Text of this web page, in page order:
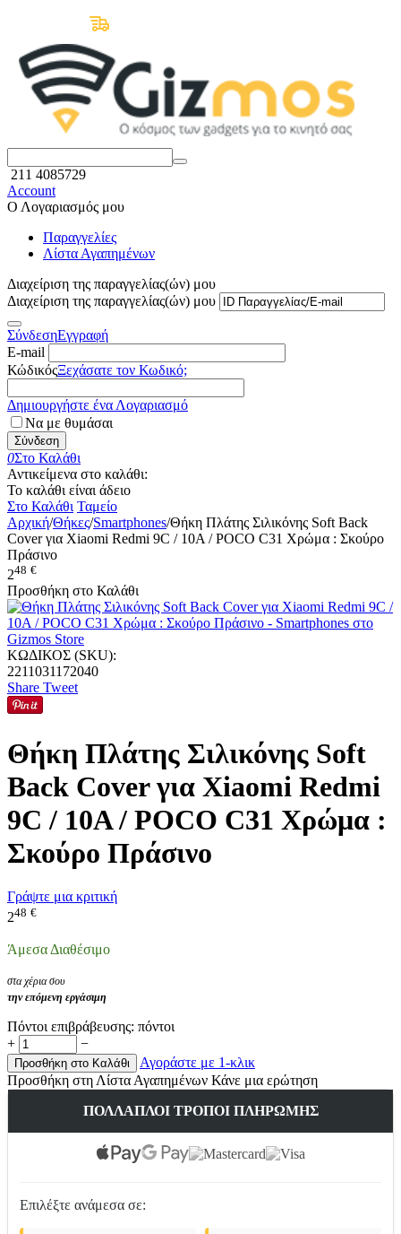
211 4085729
Account
Ο Λογαριασμός μου
Παραγγελίες
Λίστα Αγαπημένων
Διαχείριση της παραγγελίας(ών) μου
Διαχείριση της παραγγελίας(ών) μου
ΣύνδεσηΕγγραφή
E-mail
ΚώδικόςΞεχάσατε τον Κωδικό;
Δημιουργήστε ένα Λογαριασμό
Να με θυμάσαι
Σύνδεση
0Στο Καλάθι
Αντικείμενα στο καλάθι:
Το καλάθι είναι άδειο
Στο Καλάθι Ταμείο
Αρχική/Θήκες/Smartphones/Θήκη Πλάτης Σιλικόνης Soft Back
Cover για Xiaomi Redmi 9C / 10A / POCO C31 Χρώμα : Σκούρο
Πράσινο
248 €
Προσθήκη στο Καλάθι
ΚΩΔΙΚΟΣ (SKU):
2211031172040
Share Tweet
Θήκη Πλάτης Σιλικόνης Soft
Back Cover για Xiaomi Redmi
9C / 10A / POCO C31 Χρώμα :
Σκούρο Πράσινο
Γράψτε μια κριτική
248 €
Άμεσα Διαθέσιμο
στα χέρια σου
την επόμενη εργάσιμη
Πόντοι επιβράβευσης: πόντοι
+
−
Προσθήκη στο Καλάθι
Αγοράστε με 1-κλικ
Προσθήκη στη Λίστα Αγαπημένων Κάνε μια ερώτηση
ΠΟΛΛΑΠΛΟΊ ΤΡΌΠΟΙ ΠΛΗΡΩΜΉΣ
Επιλέξτε ανάμεσα σε: